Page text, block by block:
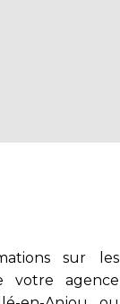
sur les
votre agence